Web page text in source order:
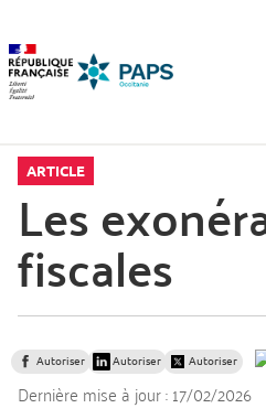
la
recherche
menu
principal,
contenu
ARTICLE
Les
fiscales
Autoriser Autoriser Autoriser
Dernière mise à jour :17/02/2026